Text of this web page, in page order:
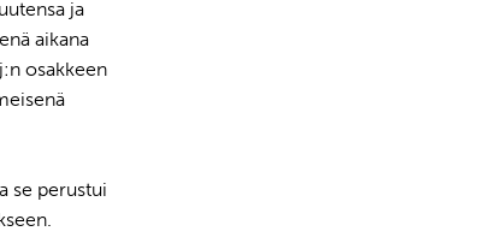
ja
aikana
osakkeen
se perustui